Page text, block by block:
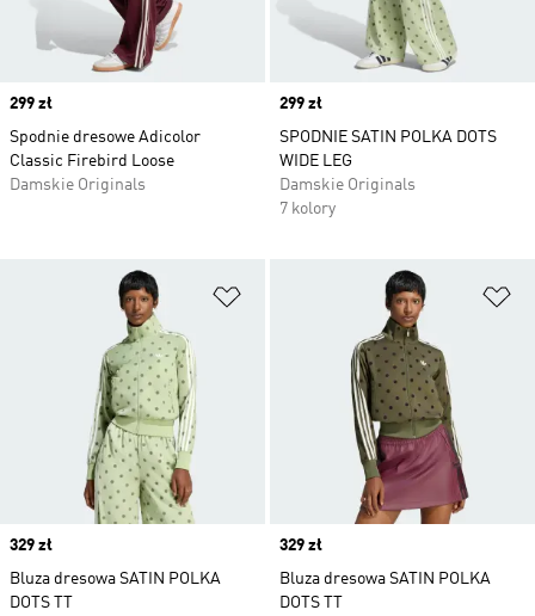
Price
299 zł
Spodnie dresowe Adicolor
Classic Firebird Loose
Damskie Originals
Price
299 zł
SPODNIE SATIN POLKA DOTS
WIDE LEG
Damskie Originals
7 kolory
Dodaj do listy życzeń
Price
329 zł
Bluza dresowa SATIN POLKA
DOTS TT
Price
329 zł
Bluza dresowa SATIN POLKA
DOTS TT